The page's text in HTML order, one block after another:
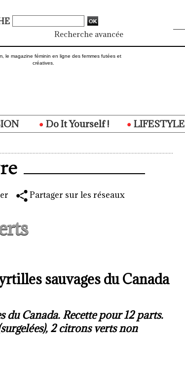
Recherche avancée
Do It Yourself ! LIFESTYLE
Partager sur les réseaux
sauvages du Canada
du Canada. Recette pour 12 parts.
2 citrons verts non